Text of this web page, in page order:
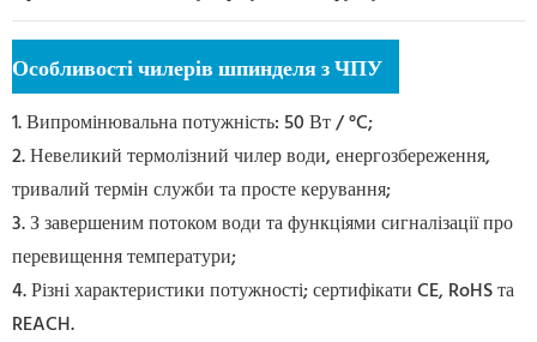
Особливості чилерів шпинделя з ЧПУ
1. Випромінювальна потужність: 50 Вт / °C;
2. Невеликий термолізний чилер води, енергозбереження,
тривалий термін служби та просте керування;
3. З завершеним потоком води та функціями сигналізації про
перевищення температури;
4. Різні характеристики потужності; сертифікати CE, RoHS та
REACH.